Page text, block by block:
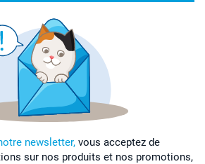
newsletter, vous acceptez de
sur nos produits et nos promotions,